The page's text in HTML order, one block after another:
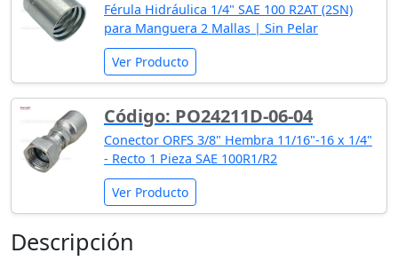
Férula Hidráulica 1/4" SAE 100 R2AT (2SN)
para Manguera 2 Mallas | Sin Pelar
Ver Producto
Código: PO24211D-06-04
Conector ORFS 3/8" Hembra 11/16"-16 x 1/4"
- Recto 1 Pieza SAE 100R1/R2
Ver Producto
Descripción